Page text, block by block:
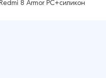
8 Armor PC+силикон